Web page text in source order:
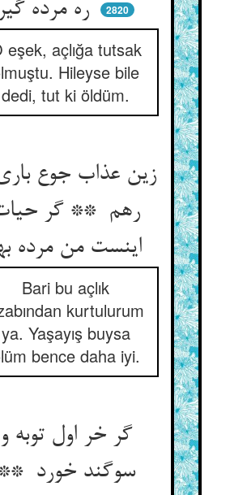
2820
eşek, açlığa tutsak
Hileyse bile
dedi, tut ki öldüm.
زین عذاب جوع
رهم ** گر
اینست من مرده بهم
Bari bu açlık
kurtulurum
ya. Yaşayış buysa
bence daha iyi.
گر خر اول توبه و
سوگند خورد